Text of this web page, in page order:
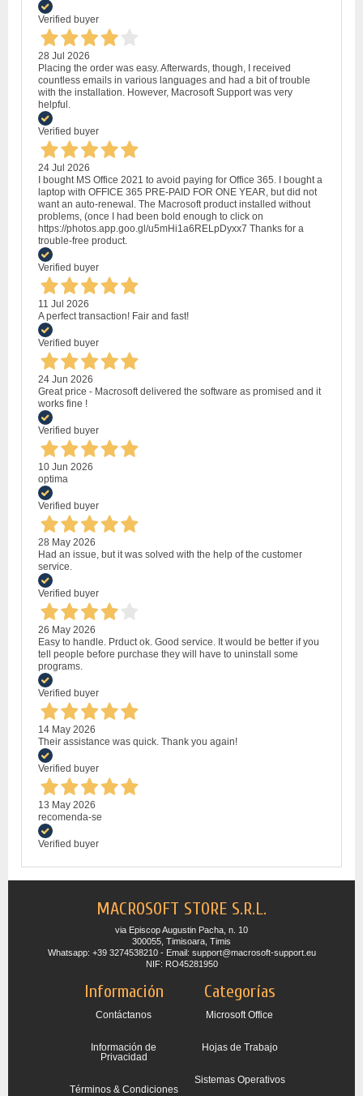
Verified buyer
28 Jul 2026
Placing the order was easy. Afterwards, though, I received
countless emails in various languages and had a bit of trouble
with the installation. However, Macrosoft Support was very
helpful.
Verified buyer
24 Jul 2026
I bought MS Office 2021 to avoid paying for Office 365. I bought a
laptop with OFFICE 365 PRE-PAID FOR ONE YEAR, but did not
want an auto-renewal. The Macrosoft product installed without
problems, (once I had been bold enough to click on
https://photos.app.goo.gl/u5mHi1a6RELpDyxx7 Thanks for a
trouble-free product.
Verified buyer
11 Jul 2026
A perfect transaction! Fair and fast!
Verified buyer
24 Jun 2026
Great price - Macrosoft delivered the software as promised and it
works fine !
Verified buyer
10 Jun 2026
optima
Verified buyer
28 May 2026
Had an issue, but it was solved with the help of the customer
service.
Verified buyer
26 May 2026
Easy to handle. Prduct ok. Good service. It would be better if you
tell people before purchase they will have to uninstall some
programs.
Verified buyer
14 May 2026
Their assistance was quick. Thank you again!
Verified buyer
13 May 2026
recomenda-se
Verified buyer
MACROSOFT STORE S.R.L.
via Episcop Augustin Pacha, n. 10
300055, Timisoara, Timis
Whatsapp: +39 3274538210 - Email: support@macrosoft-support.eu
NIF: RO45281950
Información
Contáctanos
Información de
Privacidad
Términos & Condiciones
Categorías
Microsoft Office
Hojas de Trabajo
Sistemas Operativos